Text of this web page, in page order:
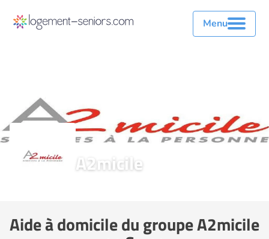
Menu
A2micile
Aide à domicile du groupe A2micile